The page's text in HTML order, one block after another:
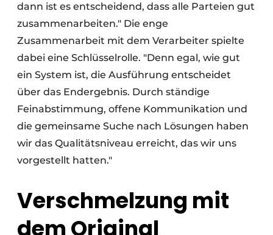
dann ist es entscheidend, dass alle Parteien gut
zusammenarbeiten." Die enge
Zusammenarbeit mit dem Verarbeiter spielte
dabei eine Schlüsselrolle. "Denn egal, wie gut
ein System ist, die Ausführung entscheidet
über das Endergebnis. Durch ständige
Feinabstimmung, offene Kommunikation und
die gemeinsame Suche nach Lösungen haben
wir das Qualitätsniveau erreicht, das wir uns
vorgestellt hatten."
Verschmelzung mit
dem Original